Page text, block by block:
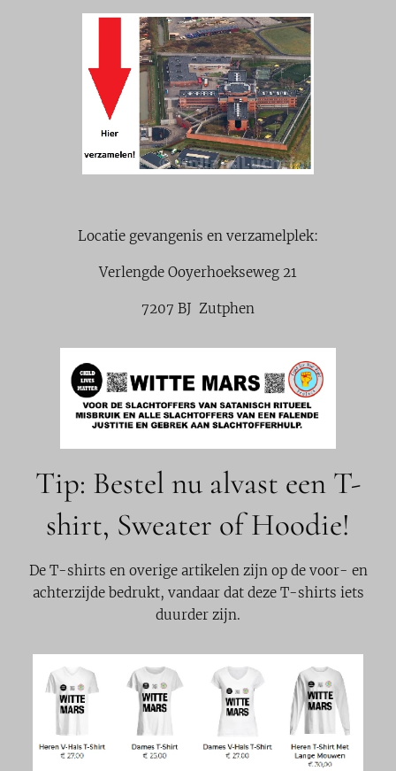
Locatie gevangenis en verzamelplek:
Verlengde Ooyerhoekseweg 21
7207 BJ Zutphen
Tip: Bestel nu alvast een T-
shirt, Sweater of Hoodie!
De T-shirts en overige artikelen zijn op de voor- en
achterzijde bedrukt, vandaar dat deze T-shirts iets
duurder zijn.